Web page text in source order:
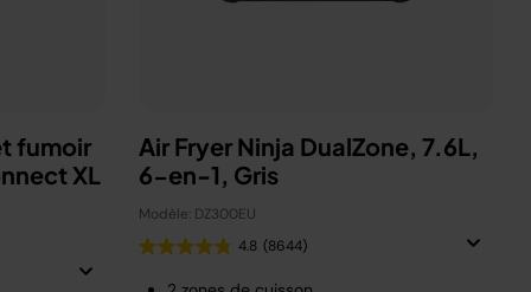
fumoir
XL
Air Fryer Ninja DualZone, 7.6L,
6-en-1, Gris
Modèle: DZ300EU
4.8 (8644)